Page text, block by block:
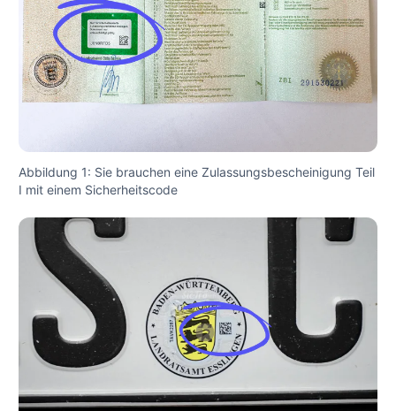
Abbildung 1: Sie brauchen eine Zulassungsbescheinigung Teil
I mit einem Sicherheitscode